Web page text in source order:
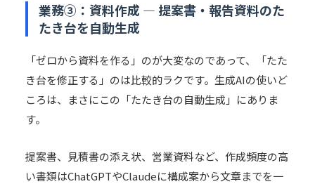
業務③：資料作成 — 提案書・報告資料のた
たき台を自動生成
「ゼロから資料を作る」のが大変なのであって、「たた
き台を修正する」のは比較的ラクです。生成AIの使いど
ころは、まさにこの「たたき台の自動生成」にありま
す。
提案書、見積書の添え状、営業資料など、作成頻度の高
い書類はChatGPTやClaudeに構成案から文章までを一